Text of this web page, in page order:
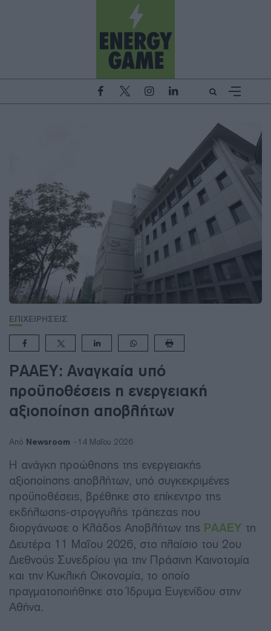
ΕΠΙΧΕΙΡΗΣΕΙΣ
ΡΑΑΕΥ: Αναγκαία υπό
προϋποθέσεις η ενεργειακή
αξιοποίηση αποβλήτων
Από Newsroom 14 Μαΐου 2026
Η ανάγκη προώθησης της ενεργειακής
αξιοποίησης αποβλήτων, υπό συγκεκριμένες
προϋποθέσεις, βρέθηκε στο επίκεντρο της
εκδήλωσης-στρογγυλής τράπεζας που
διοργάνωσε ο Κλάδος Αποβλήτων της ΡΑΑΕΥ τη
Δευτέρα 11 Μαΐου 2026, στο πλαίσιο του 2ου
Διεθνούς Συνεδρίου για την Πράσινη Καινοτομία
και την Κυκλική Οικονομία, το οποίο
πραγματοποιήθηκε στο Ίδρυμα Ευγενίδου στην
Αθήνα.